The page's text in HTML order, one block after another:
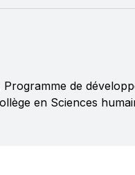
de
en Sciences